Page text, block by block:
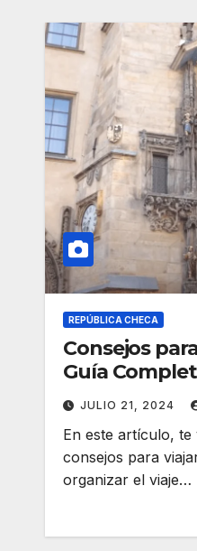
REPÚBLICA CHECA
Consejos
Guía
JULIO 21, 2024
En este artículo,
consejos para
organizar el viaje…